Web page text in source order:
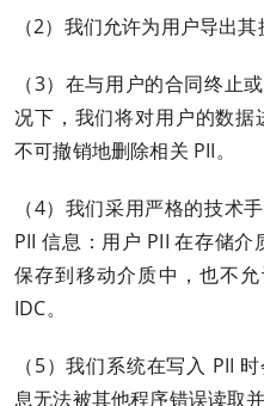
（2）我们允许为用户导出其
（3）在与用户的合同终止
况下，我们将对用户的数
不可撤销地删除相关 PII。
（4）我们采用严格的技术
PII 信息：用户 PII 在存储
保存到移动介质中，也不
IDC。
（5）我们系统在写入 PII
息无法被其他程序错误读取并